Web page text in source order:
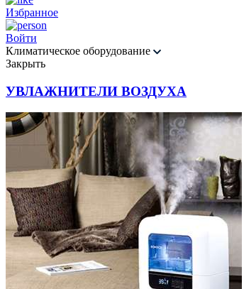
Избранное
Войти
Климатическое оборудование
Закрыть
УВЛАЖНИТЕЛИ ВОЗДУХА